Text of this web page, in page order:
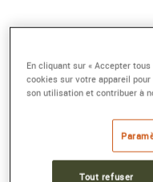
En cliquant sur « Accepter
cookies sur votre appareil
son utilisation et contribuer à
Tout refuser